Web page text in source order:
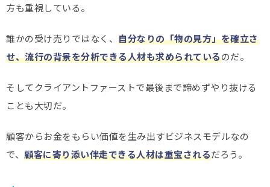
方も重視している。
誰かの受け売りではなく、 自分なりの「物の見方」を確立さ
せ、流行の背景を分析できる人材も求められているのだ。
そしてクライアントファーストで最後まで諦めずやり抜ける
ことも大切だ。
顧客からお金をもらい価値を生み出すビジネスモデルなの
で、 顧客に寄り添い伴走できる人材は重宝されるだろう。